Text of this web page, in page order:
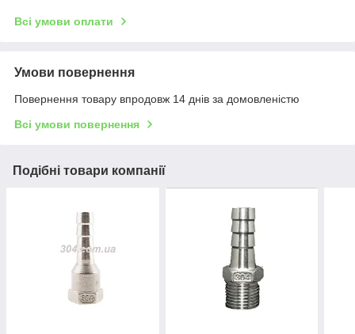
Всі умови оплати
Умови повернення
Повернення товару впродовж 14 днів за домовленістю
Всі умови повернення
Подібні товари компанії